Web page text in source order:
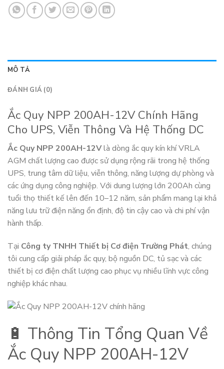
MÔ TẢ
ĐÁNH GIÁ (0)
Ắc Quy NPP 200AH-12V Chính Hãng
Cho UPS, Viễn Thông Và Hệ Thống DC
Ắc Quy NPP 200AH-12Vlà dòng ắc quy kín khí VRLA
AGM chất lượng cao được sử dụng rộng rãi trong hệ thống
UPS, trung tâm dữ liệu, viễn thông, năng lượng dự phòng và
các ứng dụng công nghiệp. Với dung lượng lớn 200Ah cùng
tuổi thọ thiết kế lên đến 10–12 năm, sản phẩm mang lại khả
năng lưu trữ điện năng ổn định, độ tin cậy cao và chi phí vận
hành thấp.
Tại Công ty TNHH Thiết bị Cơ điện Trường Phát, chúng
tôi cung cấp giải pháp ắc quy, bộ nguồn DC, tủ sạc và các
thiết bị cơ điện chất lượng cao phục vụ nhiều lĩnh vực công
nghiệp khác nhau.
🔋 Thông Tin Tổng Quan Về
Ắc Quy NPP 200AH-12V